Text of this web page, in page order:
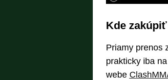
Kde
Priamy prenos
prakticky iba
webe